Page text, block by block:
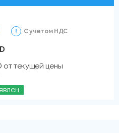
С учетом НДС
от текущей цены